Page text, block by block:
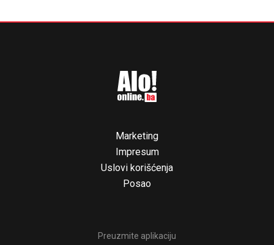
Marketing
Impresum
Uslovi korišćenja
Posao
Preuzmite aplikaciju